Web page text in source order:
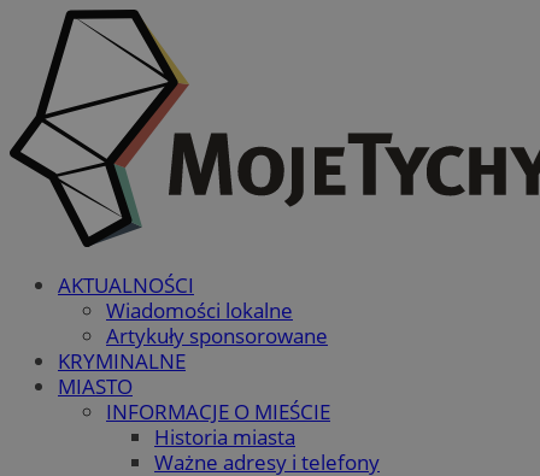
AKTUALNOŚCI
Wiadomości lokalne
Artykuły sponsorowane
KRYMINALNE
MIASTO
INFORMACJE O MIEŚCIE
Historia miasta
Ważne adresy i telefony